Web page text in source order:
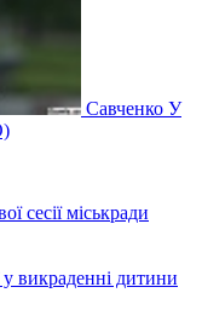
Савченко У
сесії міськради
у викраденні дитини